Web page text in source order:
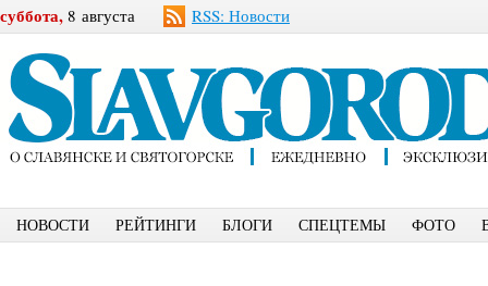
суббота, 8 августа RSS: Новости
НОВОСТИ РЕЙТИНГИ БЛОГИ СПЕЦТЕМЫ ФОТО